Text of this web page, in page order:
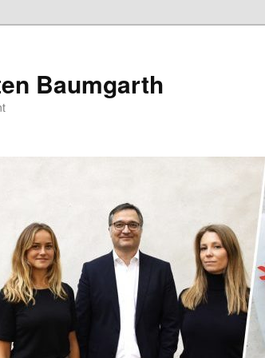
Baumgarth